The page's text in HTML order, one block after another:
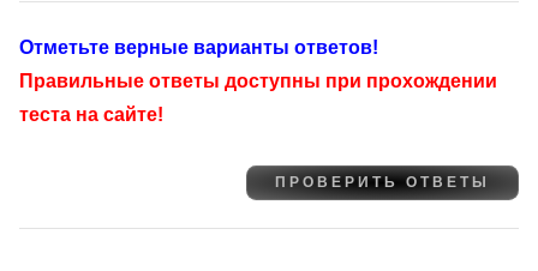
Отметьте верные варианты ответов!
Правильные ответы доступны при прохождении
теста на сайте!